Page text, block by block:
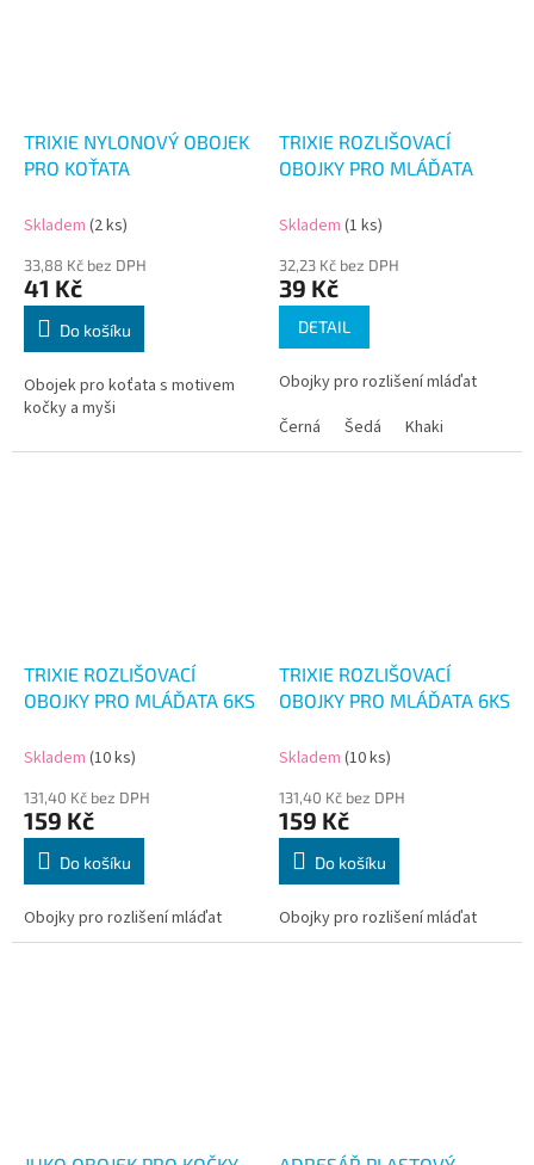
TRIXIE NYLONOVÝ OBOJEK
PRO KOŤATA
Skladem (2 ks)
33,88 Kč bez DPH
41 Kč
Do košíku
Obojek pro koťata s motivem
kočky a myši
TRIXIE ROZLIŠOVACÍ
OBOJKY PRO MLÁĎATA
Skladem (1 ks)
32,23 Kč bez DPH
39 Kč
DETAIL
Obojky pro rozlišení mláďat
Černá
Šedá Khaki
TRIXIE ROZLIŠOVACÍ
OBOJKY PRO MLÁĎATA 6KS
Skladem (10 ks)
131,40 Kč bez DPH
159 Kč
Do košíku
Obojky pro rozlišení mláďat
TRIXIE ROZLIŠOVACÍ
OBOJKY PRO MLÁĎATA 6KS
Skladem (10 ks)
131,40 Kč bez DPH
159 Kč
Do košíku
Obojky pro rozlišení mláďat